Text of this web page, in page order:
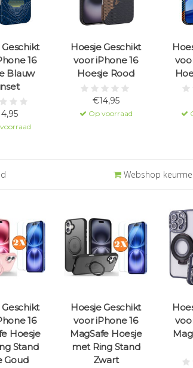
16
Blauw
Hoesje Geschikt
voor iPhone 16
Hoesje Rood
€14,95
Op voorraad
Webshop
16
Hoesje
Stand
Goud
Hoesje Geschikt
voor iPhone 16
MagSafe Hoesje
met Ring Stand
Zwart